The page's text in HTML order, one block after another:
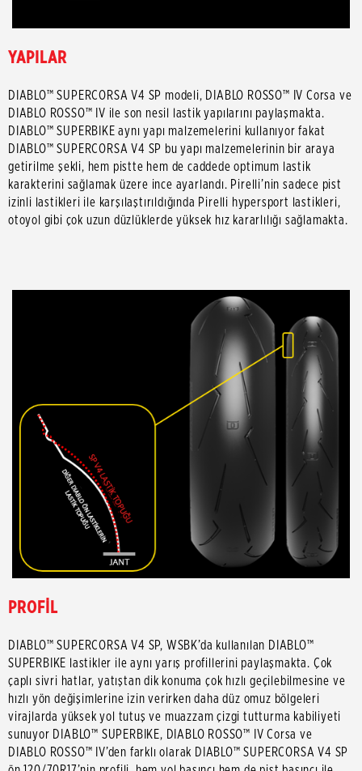
YAPILAR
DIABLO™ SUPERCORSA V4 SP modeli, DIABLO ROSSO™ IV Corsa ve
DIABLO ROSSO™ IV ile son nesil lastik yapılarını paylaşmakta.
DIABLO™ SUPERBIKE aynı yapı malzemelerini kullanıyor fakat
DIABLO™ SUPERCORSA V4 SP bu yapı malzemelerinin bir araya
getirilme şekli, hem pistte hem de caddede optimum lastik
karakterini sağlamak üzere ince ayarlandı. Pirelli’nin sadece pist
izinli lastikleri ile karşılaştırıldığında Pirelli hypersport lastikleri,
otoyol gibi çok uzun düzlüklerde yüksek hız kararlılığı sağlamakta.
PROFİL
DIABLO™ SUPERCORSA V4 SP, WSBK’da kullanılan DIABLO™
SUPERBIKE lastikler ile aynı yarış profillerini paylaşmakta. Çok
çaplı sivri hatlar, yatıştan dik konuma çok hızlı geçilebilmesine ve
hızlı yön değişimlerine izin verirken daha düz omuz bölgeleri
virajlarda yüksek yol tutuş ve muazzam çizgi tutturma kabiliyeti
sunuyor DIABLO™ SUPERBIKE, DIABLO ROSSO™ IV Corsa ve
DIABLO ROSSO™ IV’den farklı olarak DIABLO™ SUPERCORSA V4 SP